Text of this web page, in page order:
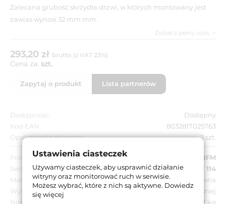
Zalecana grubość skrzydła drzwi, w których montowany jest
zawias wynosi 32 mm mm.
Zobacz pełny opis
293,20 zł brutto (z VAT 23%)
Cena za: szt.
Zapytaj o produkt Lista partnerów
Dostępność:
Dostępny
Kod EAN:
8032817025763
Opakowanie zbiorcze:
2 szt.
Producent:
IBFM
Seria:
BF 114
Materiał:
Stal nierdzewna
Wykończenie:
Kolor stali nierdzewnej
Nośność:
27 kg
Ustawienia ciasteczek
Używamy ciasteczek, aby usprawnić działanie
witryny oraz monitorować ruch w serwisie.
Możesz wybrać, które z nich są aktywne. Dowiedz
się więcej